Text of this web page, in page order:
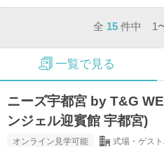
全 15 件中 1
一覧で見る
ニーズ宇都宮 by T&G
ンジェル迎賓館 宇都宮)
オンライン見学可能 式場・ゲス